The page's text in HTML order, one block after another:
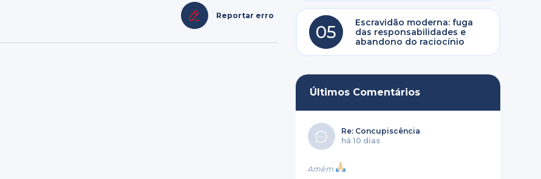
Reportar erro
05
Escravidão moderna: fuga
das responsabilidades e
abandono do raciocínio
Últimos Comentários
Re: Concupiscência
há 10 dias
Amém